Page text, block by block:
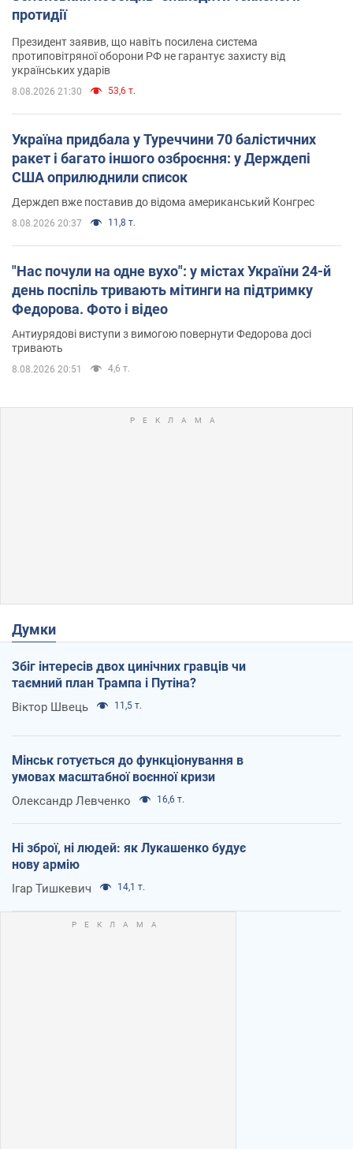
протидії
Президент заявив, що навіть посилена система
протиповітряної оборони РФ не гарантує захисту від
українських ударів
8.08.2026 21:30 53,6 т.
Україна придбала у Туреччини 70 балістичних
ракет і багато іншого озброєння: у Держдепі
США оприлюднили список
Держдеп вже поставив до відома американський Конгрес
8.08.2026 20:37 11,8 т.
"Нас почули на одне вухо": у містах України 24-й
день поспіль тривають мітинги на підтримку
Федорова. Фото і відео
Антиурядові виступи з вимогою повернути Федорова досі
тривають
8.08.2026 20:51 4,6 т.
Думки
Збіг інтересів двох цинічних гравців чи
таємний план Трампа і Путіна?
Віктор Швець 11,5 т.
Мінськ готується до функціонування в
умовах масштабної воєнної кризи
Олександр Левченко 16,6 т.
Ні зброї, ні людей: як Лукашенко будує
нову армію
Ігар Тишкевич 14,1 т.